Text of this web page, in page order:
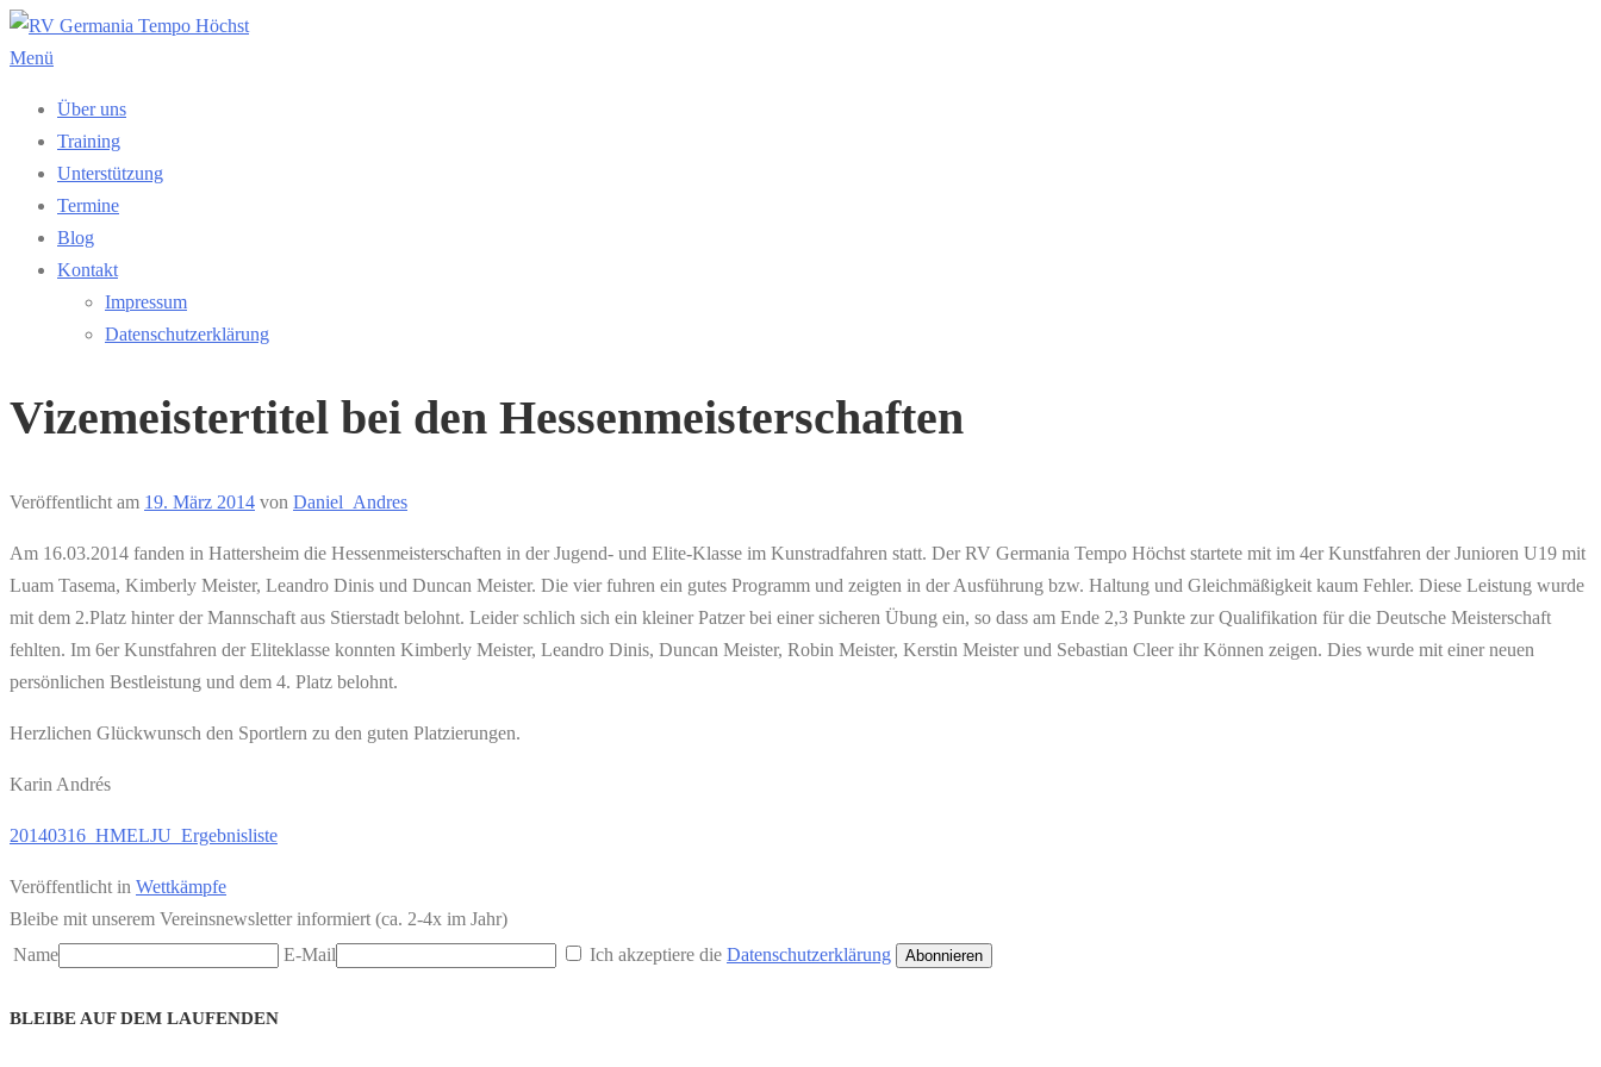
Zum
Inhalt
Menü
Über uns
Training
Unterstützung
Termine
Blog
Kontakt
Impressum
Datenschutzerklärung
Vizemeistertitel bei den Hessenmeisterschaften
Veröffentlicht am 19. März 2014 von Daniel_Andres
Am 16.03.2014 fanden in Hattersheim die Hessenmeisterschaften in der Jugend- und Elite-Klasse im Kunstradfahren statt. Der RV Germania Tempo Höchst startete mit im 4er Kunstfahren der Junioren U19 mit
Luam Tasema, Kimberly Meister, Leandro Dinis und Duncan Meister. Die vier fuhren ein gutes Programm und zeigten in der Ausführung bzw. Haltung und Gleichmäßigkeit kaum Fehler. Diese Leistung wurde
mit dem 2.Platz hinter der Mannschaft aus Stierstadt belohnt. Leider schlich sich ein kleiner Patzer bei einer sicheren Übung ein, so dass am Ende 2,3 Punkte zur Qualifikation für die Deutsche Meisterschaft
fehlten. Im 6er Kunstfahren der Eliteklasse konnten Kimberly Meister, Leandro Dinis, Duncan Meister, Robin Meister, Kerstin Meister und Sebastian Cleer ihr Können zeigen. Dies wurde mit einer neuen
persönlichen Bestleistung und dem 4. Platz belohnt.
Herzlichen Glückwunsch den Sportlern zu den guten Platzierungen.
Karin Andrés
20140316_HMELJU_Ergebnisliste
Veröffentlicht in Wettkämpfe
Bleibe mit unserem Vereinsnewsletter informiert (ca. 2-4x im Jahr)
Name
E-Mail Ich akzeptiere die Datenschutzerklärung Abonnieren
BLEIBE AUF DEM LAUFENDEN